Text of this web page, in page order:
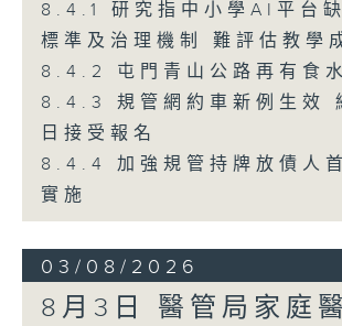
8.4.1 研究指中小學AI平台
標準及治理機制 難評估教學
8.4.2 屯門青山公路再有食
8.4.3 規管網約車新例生效
日接受報名
8.4.4 加強規管持牌放債人
實施
03/08/2026
8月3日 醫管局家庭